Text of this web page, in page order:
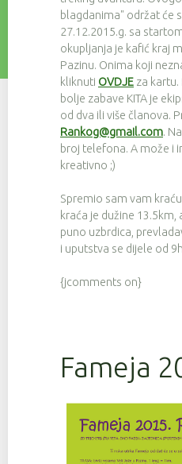
blagdanima" održat će
27.12.2015.g. sa
okupljanja je kafić kraj
Pazinu. Onima koji
kliknuti OVDJE za kartu.
bolje zabave KITA je
od dva ili više članova.
Rankog@gmail.com.
broj telefona. A može i
kreativno ;)
Spremio sam vam kraću
kraća je dužine 13.5km,
puno uzbrdica,
i uputstva se dijele od
{jcomments on}
Fameja